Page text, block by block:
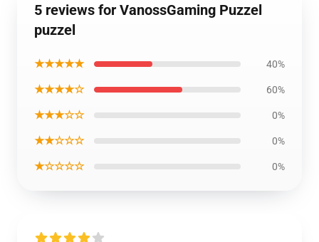
5 reviews for VanossGaming Puzzel
puzzel
★★★★★ 40%
★★★★☆ 60%
★★★☆☆ 0%
★★☆☆☆ 0%
★☆☆☆☆ 0%